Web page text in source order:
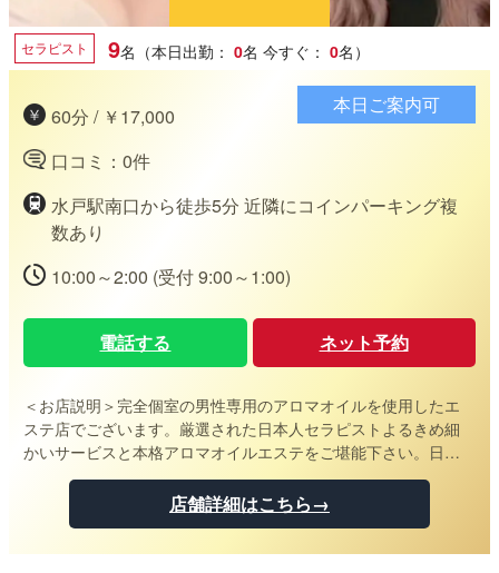
セラピスト 9名（本日出勤： 0名 今すぐ： 0名）
60分 / ￥17,000
口コミ：0件
水戸駅南口から徒歩5分 近隣にコインパーキング複
数あり
10:00～2:00 (受付 9:00～1:00)
本日ご案内可
電話する ネット予約
＜お店説明＞ 完全個室の男性専用のアロマオイルを使用したエ
ステ店でございます。厳選された日本人セラピストよるきめ細
かいサービスと本格アロマオイルエステをご堪能下さい。日々
の仕事等で溜まった疲労やストレスを、心身共に和らげられる
様な行き届いたおもてなしを真心を込めてご提供させて頂きま
店舗詳細はこちら→